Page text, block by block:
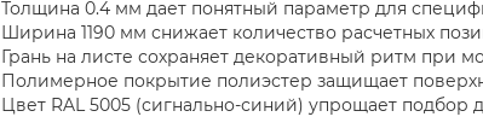
Толщина 0.4 мм дает понятный параметр для
Ширина 1190 мм снижает количество расчетных
Грань на листе сохраняет декоративный ритм при
Полимерное покрытие полиэстер защищает
Цвет RAL 5005 (сигнально-синий) упрощает